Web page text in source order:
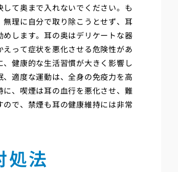
て奥まで入れないでください。も
理に自分で取り除こうとせず、耳
します。耳の奥はデリケートな器
って症状を悪化させる危険性があ
健康的な生活習慣が大きく影響し
適度な運動は、全身の免疫力を高
、喫煙は耳の血行を悪化させ、難
で、禁煙も耳の健康維持には非常
処法